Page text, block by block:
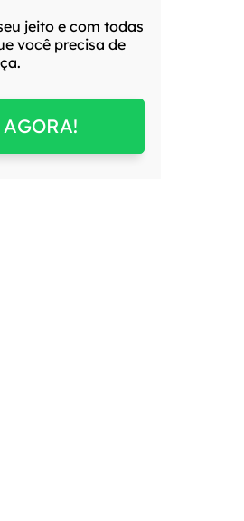
jeito e com todas
você precisa de